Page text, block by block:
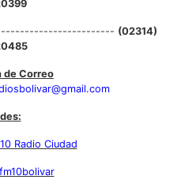
(02314)
de Correo
Radio Ciudad